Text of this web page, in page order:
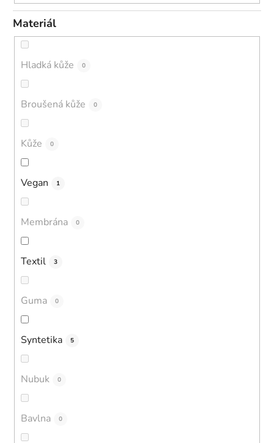
Materiál
Hladká kůže 0
Broušená kůže 0
Kůže 0
Vegan 1
Membrána 0
Textil 3
Guma 0
Syntetika 5
Nubuk 0
Bavlna 0